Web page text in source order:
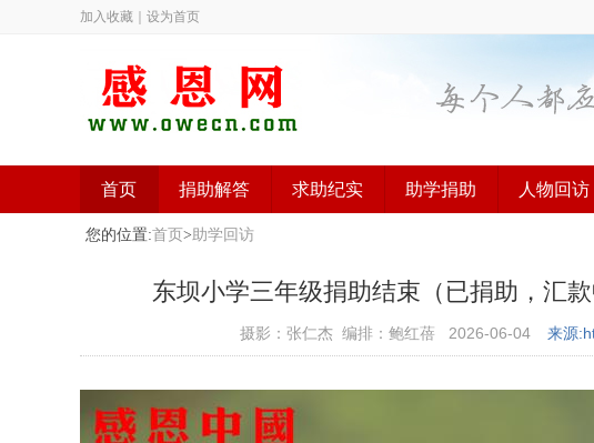
加入收藏 设为首页
首页 捐助解答 求助纪实 助学捐助 人物回访
您的位置:首页 >助学回访
东坝小学三年级捐助结束（已捐助，汇款
摄影：张仁杰 编排：鲍红蓓 2026-06-04 来源